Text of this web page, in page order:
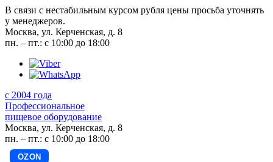
В связи с нестабильным курсом рубля цены просьба уточнять
у менеджеров.
Москва, ул. Керченская, д. 8
пн. – пт.: с 10:00 до 18:00
с 2004 года
Профессиональное
пищевое оборудование
Москва, ул. Керченская, д. 8
пн. – пт.: с 10:00 до 18:00
OZON